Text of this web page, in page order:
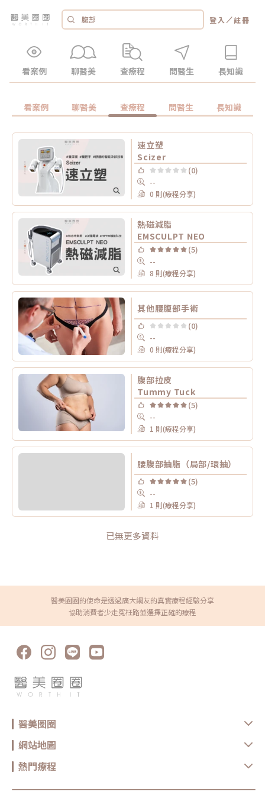
登入 ／註冊
看案例 聊醫美 查療程 問醫生 長知識
看案例 聊醫美 查療程 問醫生 長知識
速立塑
Scizer
(0)
--
0 則(療程分享)
熱磁減脂
EMSCULPT NEO
(5)
--
8 則(療程分享)
其他腰腹部手術
(0)
--
0 則(療程分享)
腹部拉皮
Tummy Tuck
(5)
--
1 則(療程分享)
腰腹部抽脂（局部/環抽）
(5)
--
1 則(療程分享)
已無更多資料
醫美圈圈的使命是透過廣大網友的真實療程經驗分享
協助消費者少走冤枉路並選擇正確的療程
醫美圈圈
網站地圖
熱門療程